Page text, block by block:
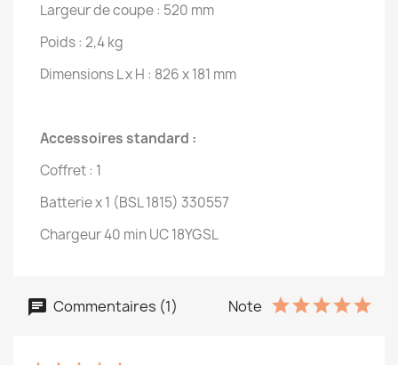
Largeur de coupe : 520 mm
Poids : 2,4 kg
Dimensions L x H : 826 x 181 mm
Accessoires standard :
Coffret : 1
Batterie x 1 (BSL 1815) 330557
Chargeur 40 min UC 18YGSL
Commentaires (1) Note